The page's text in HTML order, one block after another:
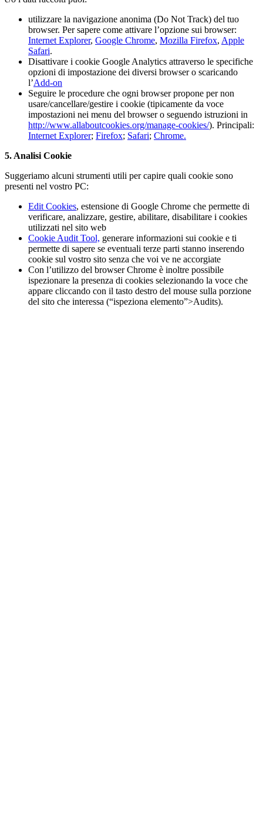
utilizzare la navigazione anonima (Do Not Track) del tuo
browser. Per sapere come attivare l’opzione sui browser:
Internet Explorer, Google Chrome, Mozilla Firefox, Apple
Safari.
Disattivare i cookie Google Analytics attraverso le specifiche
opzioni di impostazione dei diversi browser o scaricando
l’Add-on
Seguire le procedure che ogni browser propone per non
usare/cancellare/gestire i cookie (tipicamente da voce
impostazioni nei menu del browser o seguendo istruzioni in
http://www.allaboutcookies.org/manage-cookies/). Principali:
Internet Explorer; Firefox; Safari; Chrome.
5. Analisi Cookie
Suggeriamo alcuni strumenti utili per capire quali cookie sono
presenti nel vostro PC:
Edit Cookies, estensione di Google Chrome che permette di
verificare, analizzare, gestire, abilitare, disabilitare i cookies
utilizzati nel sito web
Cookie Audit Tool, generare informazioni sui cookie e ti
permette di sapere se eventuali terze parti stanno inserendo
cookie sul vostro sito senza che voi ve ne accorgiate
Con l’utilizzo del browser Chrome è inoltre possibile
ispezionare la presenza di cookies selezionando la voce che
appare cliccando con il tasto destro del mouse sulla porzione
del sito che interessa (“ispeziona elemento”>Audits).